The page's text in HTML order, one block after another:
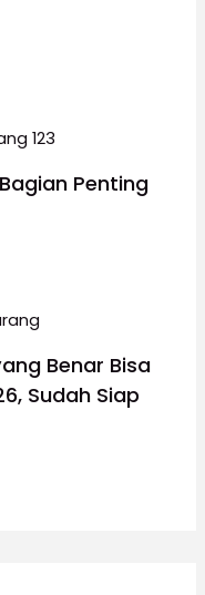
Penting
Benar Bisa
Sudah Siap